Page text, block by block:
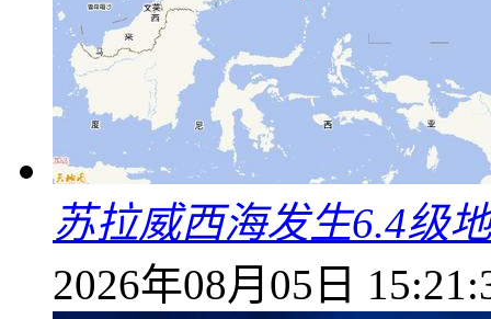
苏拉威西海发生6.4级
2026年08月05日